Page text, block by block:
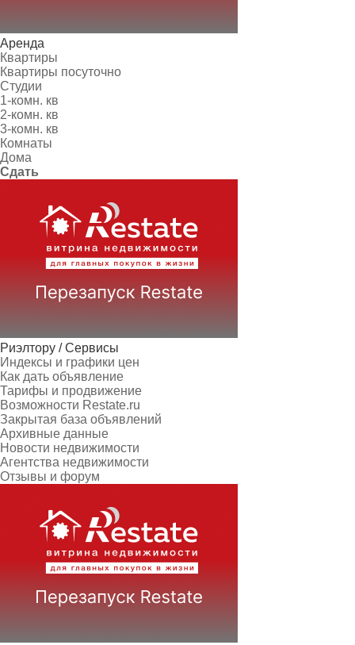
Аренда
Квартиры
Квартиры посуточно
Студии
1-комн. кв
2-комн. кв
3-комн. кв
Комнаты
Дома
Сдать
Риэлтору / Сервисы
Индексы и графики цен
Как дать объявление
Тарифы и продвижение
Возможности Restate.ru
Закрытая база объявлений
Архивные данные
Новости недвижимости
Агентства недвижимости
Отзывы и форум